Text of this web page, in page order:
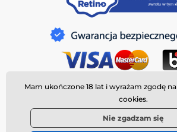
Mam ukończone 18 lat i wyrażam zgodę na
cookies.
Nie zgadzam się